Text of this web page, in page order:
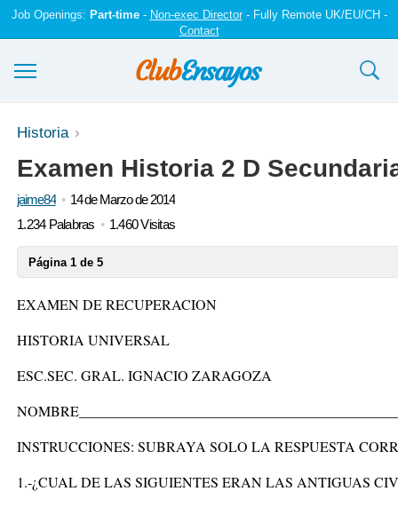
Job Openings: Part-time- Non-exec Director- Fully Remote UK/EU/CH -
Contact
Ensayos y trabajos
Registrarse
Iniciar sesión
Historia
Examen Historia 2 D
jaime84
14 de Marzo de 2014
1.234 Palabras
1.460 Visitas
Página 1 de 5
EXAMEN DE RECUPERACION
HISTORIA UNIVERSAL
ESC.SEC. GRAL. IGNACIO ZARAGOZA
INSTRUCCIONES: SUBRAYA SOLO LA RESPUESTA
1.-¿CUAL DE LAS SIGUIENTES ERAN LAS ANTIGUAS